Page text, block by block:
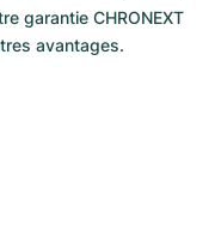
garantie CHRONEXT
avantages.